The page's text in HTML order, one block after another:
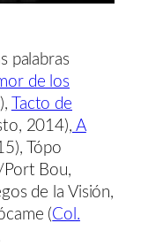
palabras
de los
Tacto de
2014), A
Tópo
Port Bou,
de la Visión,
(Col.